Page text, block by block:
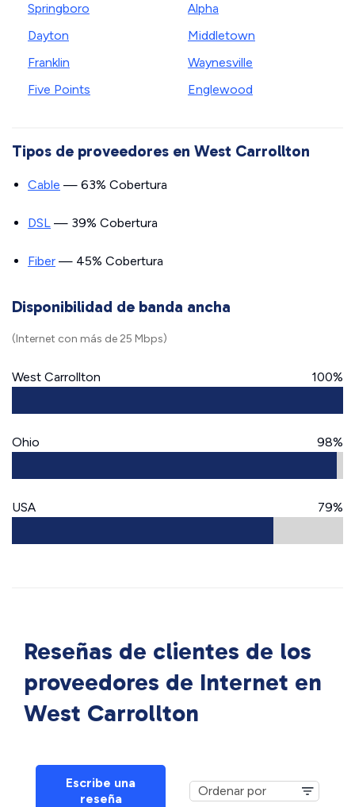
Springboro
Dayton
Franklin
Five Points
Alpha
Middletown
Waynesville
Englewood
Tipos de proveedores en West Carrollton
Cable — 63% Cobertura
DSL — 39% Cobertura
Fiber — 45% Cobertura
Disponibilidad de banda ancha
(Internet con más de 25 Mbps)
West Carrollton 100%
Ohio 98%
USA 79%
Reseñas de clientes de los
proveedores de Internet en
West Carrollton
Escribe una
reseña